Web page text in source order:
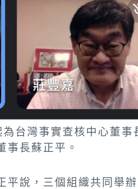
台灣事實查核中心董
事長蘇正平。
平說，三個組織共同舉